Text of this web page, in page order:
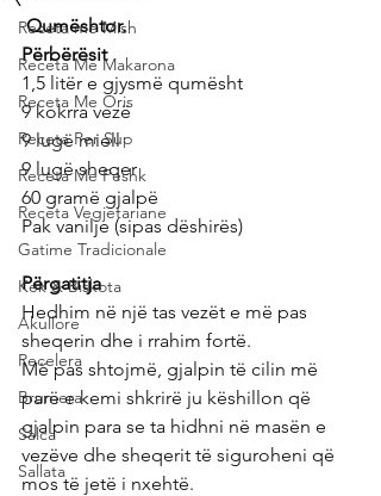
Receta me Mish
Receta Me Makarona
Receta Me Oris
Receta Per Sup
Receta Me Peshk
Receta Vegjetariane
Gatime Tradicionale
Kek & Biskota
Akullore
Recelera
Brumera
Salca
Sallata
Qumështor.
Përbërësit
1,5 litër e gjysmë qumësht
9 kokrra vezë
9 lugë miell
9 lugë sheqer
60 gramë gjalpë
Pak vanilje (sipas dëshirës)
Përgatitja
Hedhim në një tas vezët e më pas
sheqerin dhe i rrahim fortë.
Më pas shtojmë, gjalpin të cilin më
parë e kemi shkrirë ju këshillon që
gjalpin para se ta hidhni në masën e
vezëve dhe sheqerit të siguroheni që
mos të jetë i nxehtë.